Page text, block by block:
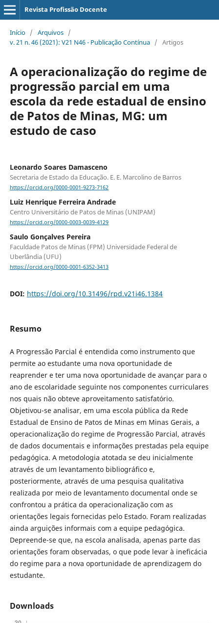
Revista Profissão Docente
Início / Arquivos /
v. 21 n. 46 (2021): V21 N46 - Publicação Contínua / Artigos
A operacionalização do regime de
progressão parcial em uma
escola da rede estadual de ensino
de Patos de Minas, MG: um
estudo de caso
Leonardo Soares Damasceno
Secretaria de Estado da Educação. E. E. Marcolino de Barros
https://orcid.org/0000-0001-9273-7162
Luiz Henrique Ferreira Andrade
Centro Universitário de Patos de Minas (UNIPAM)
https://orcid.org/0000-0003-0039-4129
Saulo Gonçalves Pereira
Faculdade Patos de Minas (FPM) Universidade Federal de
Uberlândia (UFU)
https://orcid.org/0000-0001-6352-3413
DOI: https://doi.org/10.31496/rpd.v21i46.1384
Resumo
A Progressão Parcial é entendida como instrumento que
permite ao estudante uma nova oportunidade de
reaprender e ter uma nova oportunidade de avançar para o
ano de escolaridade seguinte nos componentes curriculares
nos quais não obteve aproveitamento satisfatório.
Objetivou-se analisar, em uma escola pública da Rede
Estadual de Ensino de Patos de Minas em Minas Gerais, a
operacionalização do regime de Progressão Parcial, através
de dados documentais e informações prestadas pela equipe
pedagógica. A metodologia atotada se deu inicialmente
através de um levantamento bibliográfico e,
posteriormente, através de uma pesquisa qualitativa
realizada por meio de levantamento documental onde se
confrontou a prática da operacionalização com as
orientações legais fornecidas pelo Estado. Foram realizadas
ainda arguições informais com a equipe pedagógica.
Depreende-se que, na escola analisada, apenas parte das
orientações foram observadas, o que pode levar à ineficácia
do regime para a nova oportunidade de aprendizagem do
estudante.
Downloads